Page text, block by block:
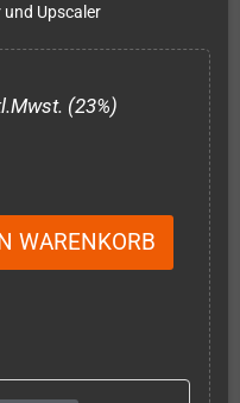
und Upscaler
(23%)
WARENKORB